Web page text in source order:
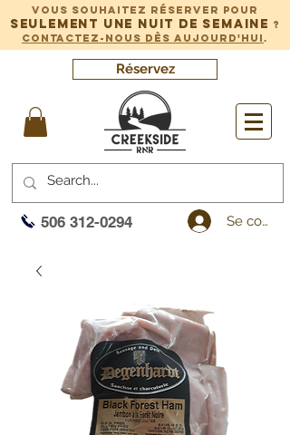
Vous souhaitez réserver pour
seulement une nuit de semaine ?
Contactez-nous dès aujourd'hui.
Réservez
506 312-0294 Se